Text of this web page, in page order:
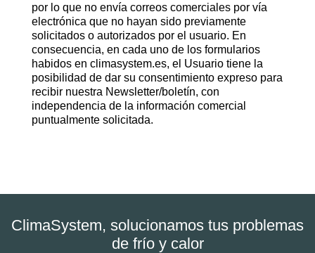
por lo que no envía correos comerciales por vía
electrónica que no hayan sido previamente
solicitados o autorizados por el usuario. En
consecuencia, en cada uno de los formularios
habidos en climasystem.es, el Usuario tiene la
posibilidad de dar su consentimiento expreso para
recibir nuestra Newsletter/boletín, con
independencia de la información comercial
puntualmente solicitada.
ClimaSystem, solucionamos tus problemas
de frío y calor